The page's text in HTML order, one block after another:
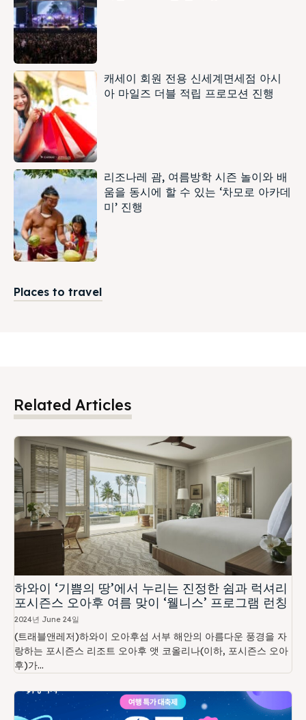
캐세이 회원 전용 신세계면세점 아시
아 마일즈 더블 적립 프로모션 진행
리조나레 괌, 여름방학 시즌 놀이와 배
움을 동시에 할 수 있는 ‘차모로 아카데
미’ 진행
Places to travel
Related Articles
하와이 ‘기쁨의 땅’에서 누리는 진정한 쉼과 럭셔리
포시즌스 오아후 여름 맞이 ‘웰니스’ 프로그램 런칭
2024년 June 24일
(트래블앤레저)하와이 오아후섬 서부 해안의 아름다운 풍경을 자
랑하는 포시즌스 리조트 오아후 앳 코올리나(이하, 포시즌스 오아
후)가...